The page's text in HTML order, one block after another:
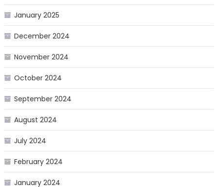
January 2025
December 2024
November 2024
October 2024
September 2024
August 2024
July 2024
February 2024
January 2024